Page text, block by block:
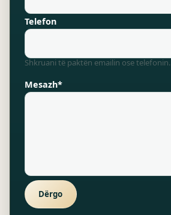
Telefon
Shkruani të paktën emailin ose telefonin.
Mesazh*
Dërgo